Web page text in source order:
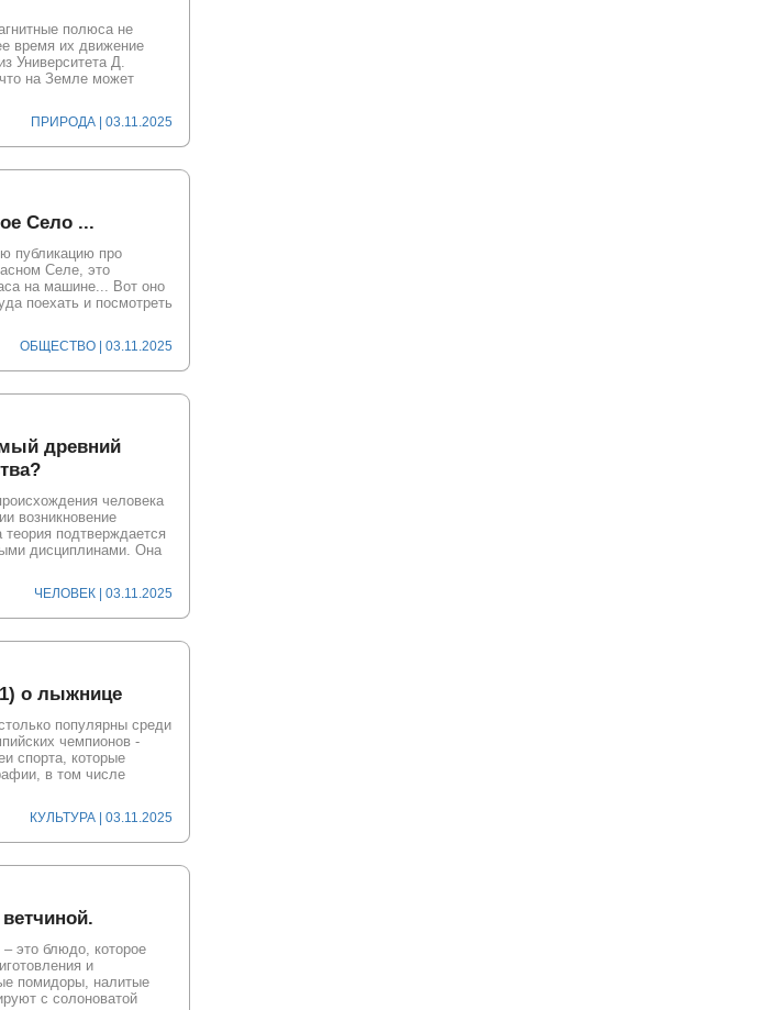
полюса не
время их движение
Университета Д.
на Земле может
ПРИРОДА| 03.11.2025
Село ...
публикацию про
Селе, это
на машине... Вот оно
поехать и посмотреть
ОБЩЕСТВО| 03.11.2025
древний
человека
возникновение
подтверждается
дисциплинами. Она
ЧЕЛОВЕК| 03.11.2025
о лыжнице
популярны среди
чемпионов -
спорта, которые
в том числе
КУЛЬТУРА| 03.11.2025
это блюдо, которое
и
помидоры, налитые
с солоноватой